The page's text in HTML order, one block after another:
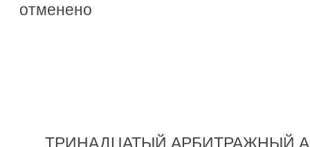
отменено
ТРИНАДЦАТЫЙ АРБИТРАЖНЫЙ